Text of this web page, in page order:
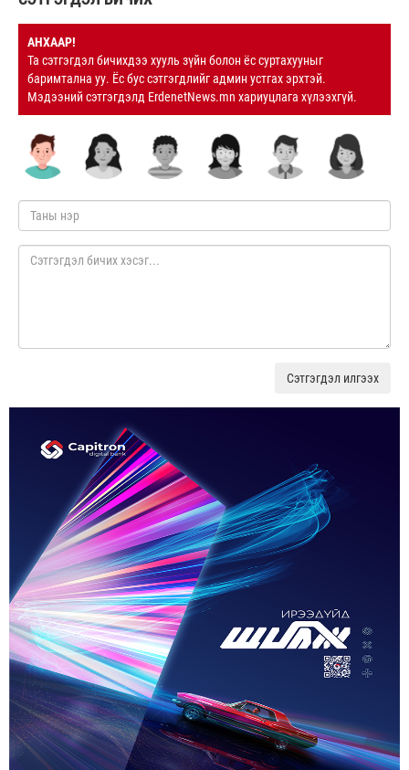
АНХААР!
Та сэтгэгдэл бичихдээ хууль зүйн болон ёс суртахууныг
баримтална уу. Ёс бус сэтгэгдлийг админ устгах эрхтэй.
Мэдээний сэтгэгдэлд ErdenetNews.mn хариуцлага хүлээхгүй.
Сэтгэгдэл илгээх